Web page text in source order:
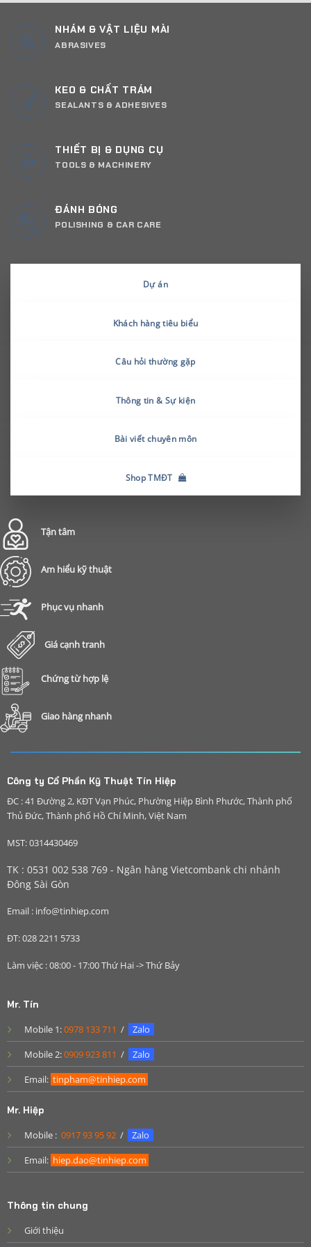
NHÁM & VẬT LIỆU MÀI
ABRASIVES
KEO & CHẤT TRÁM
SEALANTS & ADHESIVES
THIẾT BỊ & DỤNG CỤ
TOOLS & MACHINERY
ĐÁNH BÓNG
POLISHING & CAR CARE
Dự án
Khách hàng tiêu biểu
Câu hỏi thường gặp
Thông tin & Sự kiện
Bài viết chuyên môn
Shop TMĐT
Tận tâm
Am hiểu kỹ thuật
Phục vụ nhanh
Giá cạnh tranh
Chứng từ hợp lệ
Giao hàng nhanh
Công ty Cổ Phần Kỹ Thuật Tín Hiệp
ĐC : 41 Đường 2, KĐT Vạn Phúc, Phường Hiệp Bình Phước, Thành phố
Thủ Đức, Thành phố Hồ Chí Minh, Việt Nam
MST: 0314430469
TK : 0531 002 538 769 - Ngân hàng Vietcombank chi nhánh
Đông Sài Gòn
Email : info@tinhiep.com
ĐT: 028 2211 5733
Làm việc : 08:00 - 17:00 Thứ Hai -> Thứ Bảy
Mr. Tín
Mobile 1:0978 133 711 /
Zalo
Mobile 2:0909 923 811 /
Zalo
Email: tinpham@tinhiep.com
Mr. Hiệp
Mobile : 0917 93 95 92/
Zalo
Email: hiep.dao@tinhiep.com
Thông tin chung
Giới thiệu